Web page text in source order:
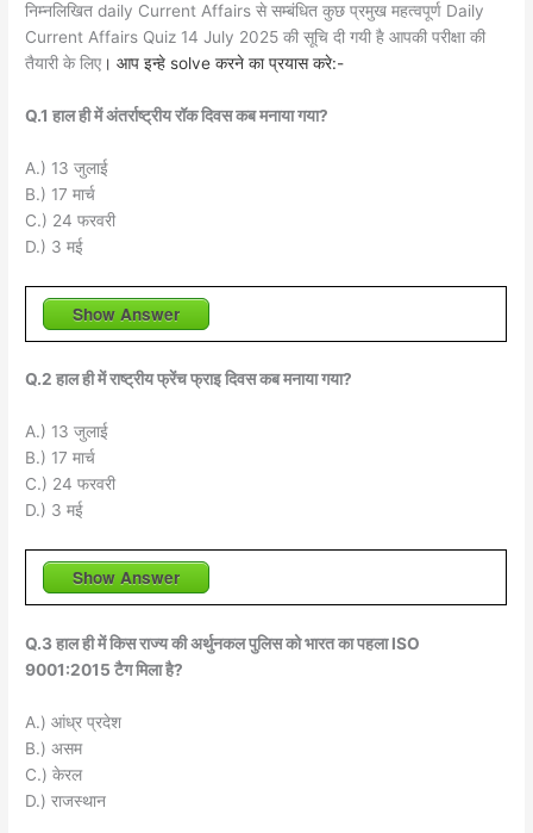
निम्नलिखित daily Current Affairs से सम्बंधित कुछ प्रमुख महत्वपूर्ण Daily
Current Affairs Quiz 14 July 2025 की सूचि दी गयी है आपकी परीक्षा की
तैयारी के लिए । आप इन्हे solve करने का प्रयास करे:-
Q.1 हाल ही में अंतर्राष्ट्रीय रॉक दिवस कब मनाया गया?
A.) 13 जुलाई
B.) 17 मार्च
C.) 24 फरवरी
D.) 3 मई
Show Answer
Q.2 हाल ही में राष्ट्रीय फ्रेंच फ्राइ दिवस कब मनाया गया?
A.) 13 जुलाई
B.) 17 मार्च
C.) 24 फरवरी
D.) 3 मई
Show Answer
Q.3 हाल ही में किस राज्य की अर्थुनकल पुलिस को भारत का पहला ISO
9001:2015 टैग मिला है?
A.) आंध्र प्रदेश
B.) असम
C.) केरल
D.) राजस्थान